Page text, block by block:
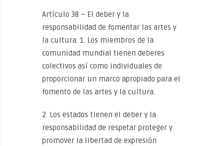
Artículo 38 – El deber y la
responsabilidad de fomentar las artes y
la cultura. 1. Los miembros de la
comunidad mundial tienen deberes
colectivos así como individuales de
proporcionar un marco apropiado para el
fomento de las artes y la cultura.
2. Los estados tienen el deber y la
responsabilidad de respetar proteger y
promover la libertad de expresión